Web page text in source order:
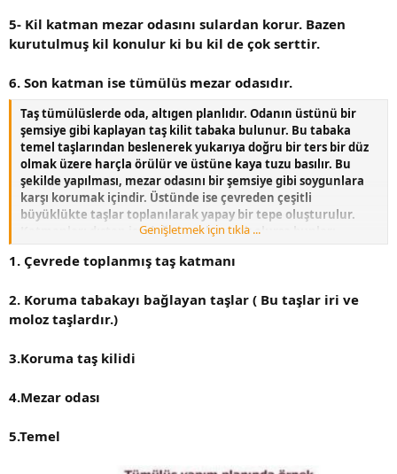
5- Kil katman mezar odasını sulardan korur. Bazen
kurutulmuş kil konulur ki bu kil de çok serttir.
6. Son katman ise tümülüs mezar odasıdır.
Taş tümülüslerde oda, altıgen planlıdır. Odanın üstünü bir
şemsiye gibi kaplayan taş kilit tabaka bulunur. Bu tabaka
temel taşlarından beslenerek yukarıya doğru bir ters bir düz
olmak üzere harçla örülür ve üstüne kaya tuzu basılır. Bu
şekilde yapılması, mezar odasını bir şemsiye gibi soygunlara
karşı korumak içindir. Üstünde ise çevreden çeşitli
büyüklükte taşlar toplanılarak yapay bir tepe oluşturulur.
Katmanları dıştan işe doğru sıralanacak olursa bunlar;
Genişletmek için tıkla ...
1. Çevrede toplanmış taş katmanı
2. Koruma tabakayı bağlayan taşlar ( Bu taşlar iri ve
moloz taşlardır.)
3.Koruma taş kilidi
4.Mezar odası
5.Temel